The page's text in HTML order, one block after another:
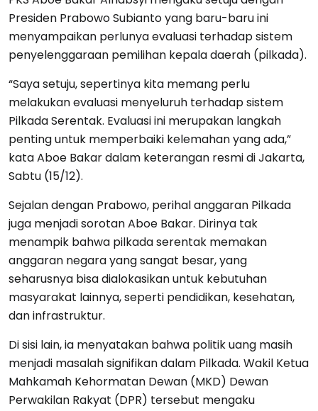
Presiden Prabowo Subianto yang baru-baru ini
menyampaikan perlunya evaluasi terhadap sistem
penyelenggaraan pemilihan kepala daerah (pilkada).
“Saya setuju, sepertinya kita memang perlu
melakukan evaluasi menyeluruh terhadap sistem
Pilkada Serentak. Evaluasi ini merupakan langkah
penting untuk memperbaiki kelemahan yang ada,”
kata Aboe Bakar dalam keterangan resmi di Jakarta,
Sabtu (15/12).
Sejalan dengan Prabowo, perihal anggaran Pilkada
juga menjadi sorotan Aboe Bakar. Dirinya tak
menampik bahwa pilkada serentak memakan
anggaran negara yang sangat besar, yang
seharusnya bisa dialokasikan untuk kebutuhan
masyarakat lainnya, seperti pendidikan, kesehatan,
dan infrastruktur.
Di sisi lain, ia menyatakan bahwa politik uang masih
menjadi masalah signifikan dalam Pilkada. Wakil Ketua
Mahkamah Kehormatan Dewan (MKD) Dewan
Perwakilan Rakyat (DPR) tersebut mengaku